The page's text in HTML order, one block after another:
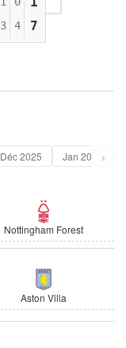
3
4
7
Déc 2025 Jan 2026›
Nottingham Forest
Aston Villa